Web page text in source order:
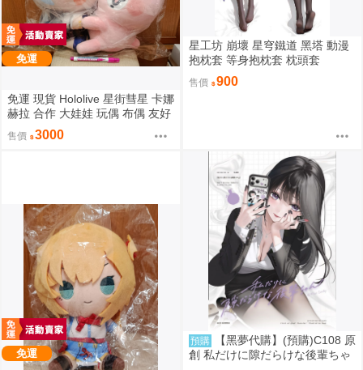
免運
免運 現貨 Hololive 星街彗星 卡娜
赫拉 合作 大娃娃 玩偶 布偶 友好
抱抱大娃娃 星街すいせい カナヘ
イの小動物 なかよしハグぬいぐ
售價 3000
星工坊 崩壞 星穹鐵道 黑塔 動漫
抱枕套 等身抱枕套 枕頭套
售價 900
免運
預購
【黑夢代購】(預購)C108 原
創 私だけに隙だらけな後輩ちゃ